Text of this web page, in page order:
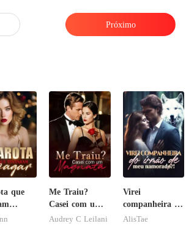
Próximo
que
Me Traiu?
Casei com um
Magnata
Audrey C Leilani
Virei
companheira do
irmão de meu
AlisTae